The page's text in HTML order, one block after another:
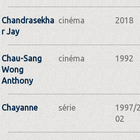
Chandrasekha
r Jay
cinéma 2018
Chau-Sang
Wong
Anthony
cinéma 1992
Chayanne série
1997/
02